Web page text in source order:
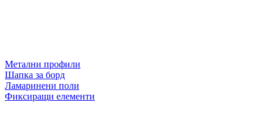
Метални профили
Шапка за борд
Ламаринени поли
Фиксиращи елементи